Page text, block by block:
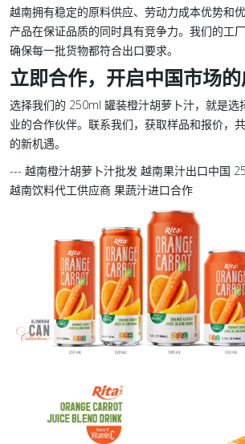
越南拥有稳定的原料供应、劳动力成本优势和
产品在保证品质的同时具有竞争力。我们的工
确保每一批货物都符合出口要求。
立即合作，开启中国市场
选择我们的 250ml 罐装橙汁胡萝卜汁，就是选
业的合作伙伴。联系我们，获取样品和报价，
的新机遇。
--- 越南橙汁胡萝卜汁批发 越南果汁出口中国
越南饮料代工供应商 果蔬汁进口合作